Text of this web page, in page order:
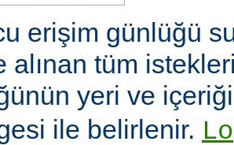
erişim günlüğü
alınan tüm
yeri ve
ile belirlenir.